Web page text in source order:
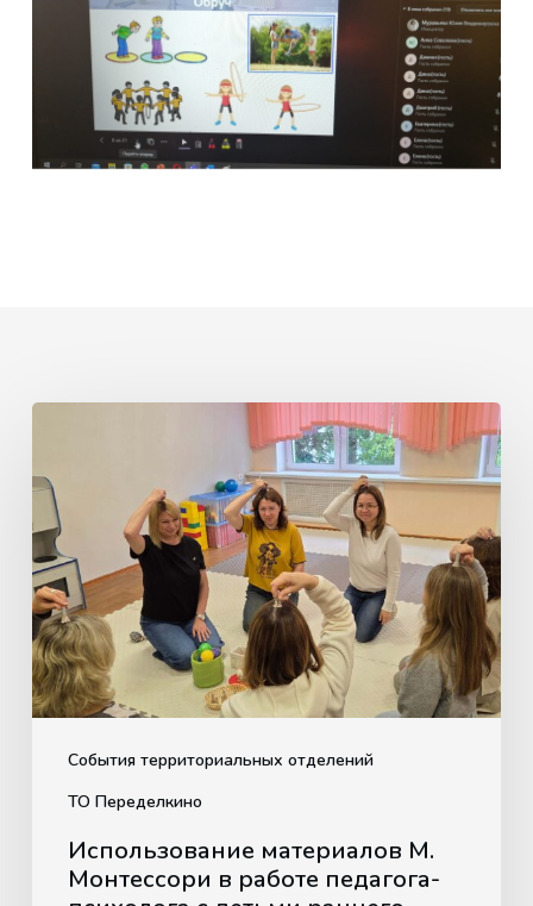
События территориальных отделений
ТО Переделкино
Использование
М.
Монтессори
в
работе
педагога-
психолога
с
детьми
раннего
года
Использование материалов М.
Монтессори в работе педагога-